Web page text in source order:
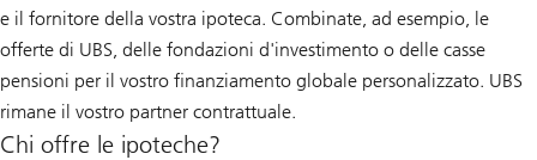
e il fornitore della vostra ipoteca. Combinate, ad esempio, le
offerte di UBS, delle fondazioni d'investimento o delle casse
pensioni per il vostro finanziamento globale personalizzato. UBS
rimane il vostro partner contrattuale.
Chi offre le ipoteche?